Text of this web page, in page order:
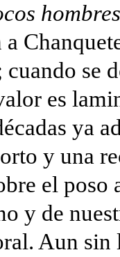
se
es
ya
y una
el
y de
Aun